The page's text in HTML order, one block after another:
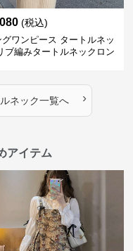
(税込)
グワンピース タートルネッ
ブ編みタートルネックロン
ネック一覧へ ›
アイテム